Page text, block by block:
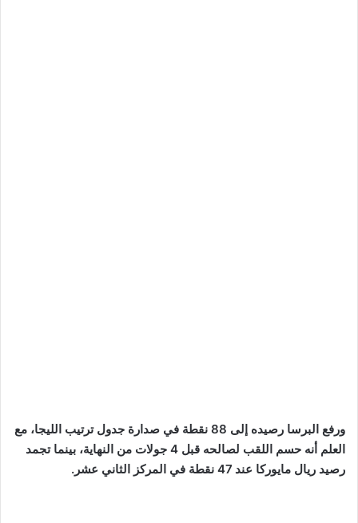
ورفع البرسا رصيده إلى 88 نقطة في صدارة جدول ترتيب الليجا، مع
العلم أنه حسم اللقب لصالحه قبل 4 جولات من النهاية، بينما تجمد
رصيد ريال مايوركا عند 47 نقطة في المركز الثاني عشر.